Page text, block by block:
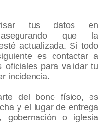
tus datos en
asegurando que la
actualizada. Si todo
es contactar a
oficiales para validar tu
incidencia.
del bono físico, es
y el lugar de entrega
o iglesia